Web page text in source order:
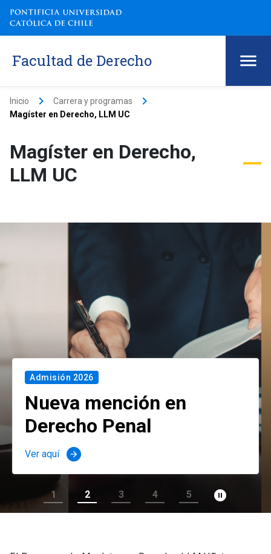
Facultad de Derecho
Inicio keyboard_arrow_right Carrera y programas keyboard_arrow_right
Magíster en Derecho, LLM UC
Magíster en Derecho,
LLM UC
Admisión 2026
Nueva mención en
Derecho Penal
Ver aquí arrow_forward
1 2 3 4 5 pause_circle_filled